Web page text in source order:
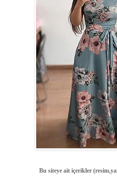
Bu siteye ait içerikler